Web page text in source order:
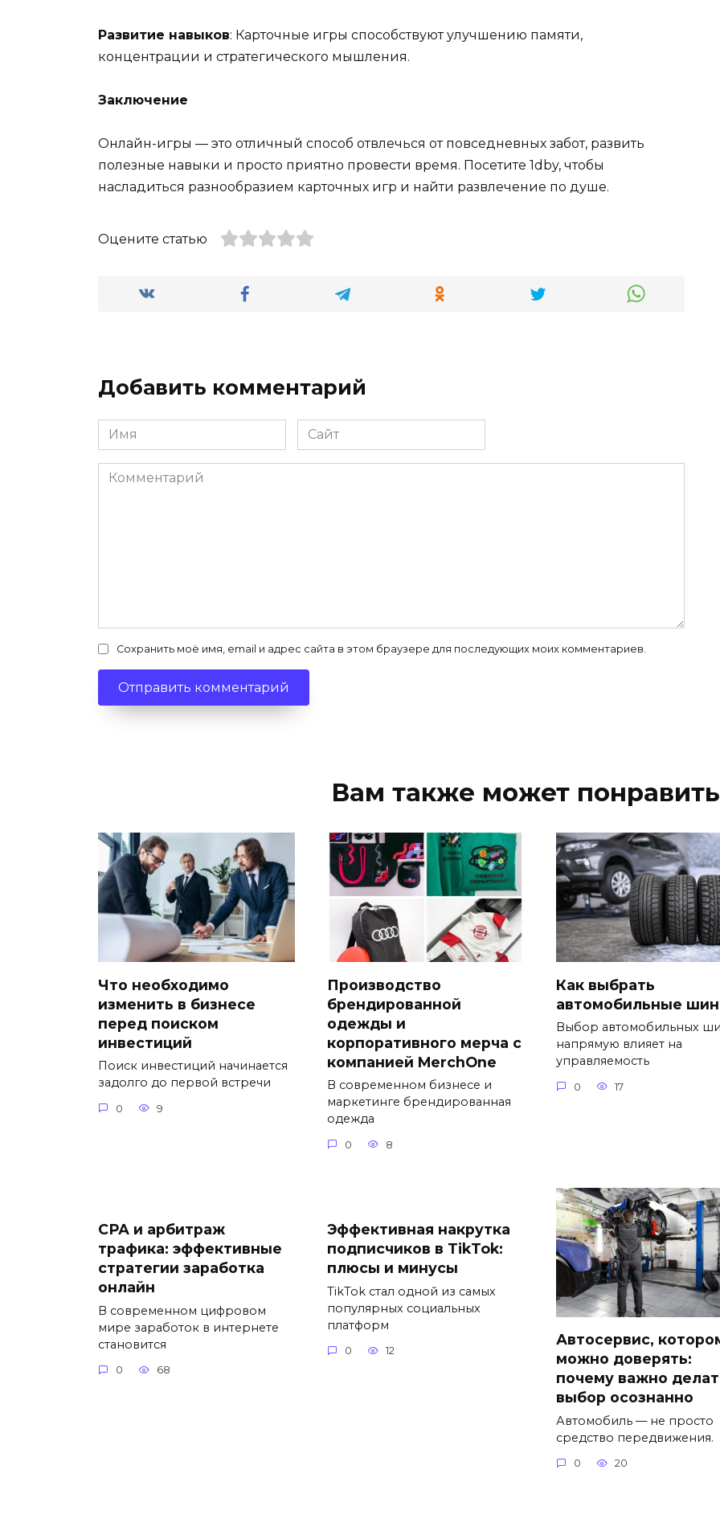
Развитие навыков: Карточные игры способствуют улучшению памяти,
концентрации и стратегического мышления.
Заключение
Онлайн-игры — это отличный способ отвлечься от повседневных забот, развить
полезные навыки и просто приятно провести время. Посетите 1dby, чтобы
насладиться разнообразием карточных игр и найти развлечение по душе.
Оцените статью
Добавить комментарий
Имя
*
Сайт
Комментарий
Сохранить моё имя, email и адрес сайта в этом браузере для последующих моих комментариев.
Вам также может
Что необходимо
изменить в бизнесе
перед поиском
инвестиций
Поиск инвестиций начинается
задолго до первой встречи
0 9
Производство
брендированной
одежды и
корпоративного мерча с
компанией MerchOne
В современном бизнесе и
маркетинге брендированная
одежда
0 8
Как выбрать
автомобильные
Выбор автомобильных
напрямую влияет на
управляемость
0 17
СРА и арбитраж
трафика: эффективные
стратегии заработка
онлайн
В современном цифровом
мире заработок в интернете
становится
0 68
Эффективная накрутка
подписчиков в TikTok:
плюсы и минусы
TikTok стал одной из самых
популярных социальных
платформ
0 12
Автосервис,
можно доверять:
почему важно
выбор осознанно
Автомобиль — не просто
средство передвижения.
0 20